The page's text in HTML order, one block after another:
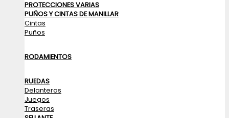
PROTECCIONES VARIAS
PUÑOS Y CINTAS DE MANILLAR
Cintas
Puños
RODAMIENTOS
RUEDAS
Delanteras
Juegos
Traseras